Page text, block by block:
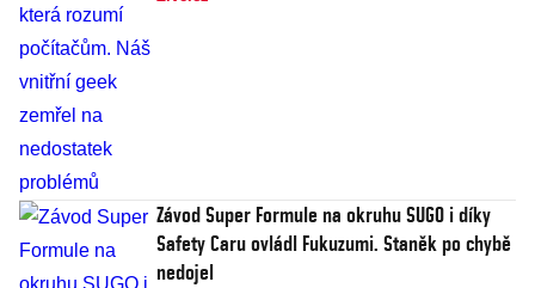
Závod Super Formule na okruhu SUGO i díky
Safety Caru ovládl Fukuzumi. Staněk po chybě
nedojel